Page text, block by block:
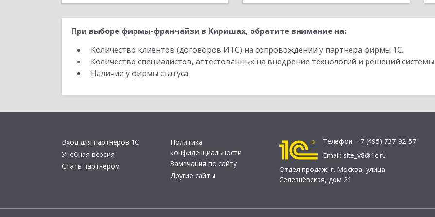
При выборе фирмы-франчайзи в Киришах, обратите внимание на:
Количество клиентов (договоров ИТС) на сопровождении у партнера фирмы 1С.
Количество специалистов, аттестованных на внедрение технологий и решений
Наличие у фирмы статуса
Вход для партнеров 1С
Учебная версия
Стать партнером
Политика
конфиденциальности
Замечания по сайту
Другие сайты
Телефон: +7 (495) 737-92-57
Email: site_v8@1c.ru
Отдел продаж: г. Москва, улица
Селезнёвская, дом 21